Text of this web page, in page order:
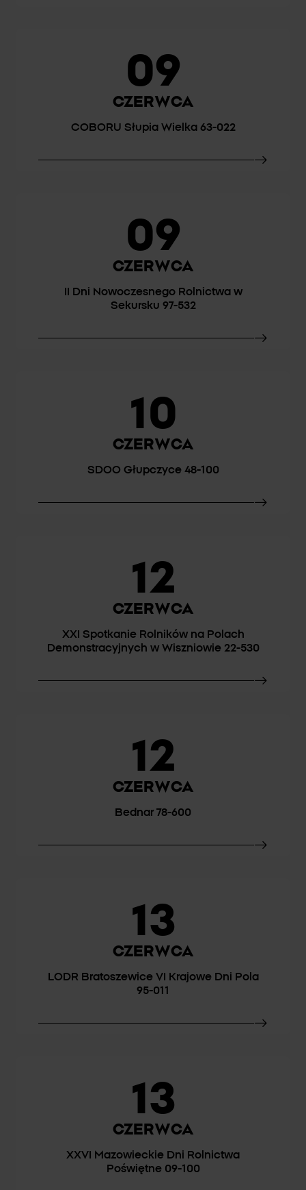
09
CZERWCA
COBORU Słupia Wielka 63-022
09
CZERWCA
II Dni Nowoczesnego Rolnictwa w
Sekursku 97-532
10
CZERWCA
SDOO Głupczyce 48-100
12
CZERWCA
XXI Spotkanie Rolników na Polach
Demonstracyjnych w Wiszniowie 22-530
12
CZERWCA
Bednar 78-600
13
CZERWCA
LODR Bratoszewice VI Krajowe Dni Pola
95-011
13
CZERWCA
XXVI Mazowieckie Dni Rolnictwa
Poświętne 09-100